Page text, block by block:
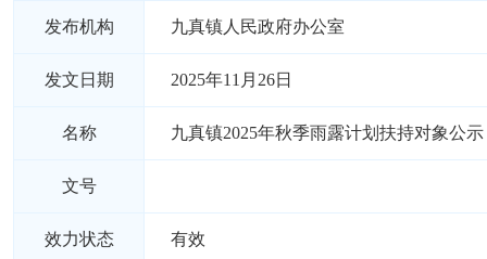
发布机构 九真镇人民政府办公室
发文日期 2025年11月26日
名称 九真镇2025年秋季雨露计划扶持对象公示
文号
效力状态 有效